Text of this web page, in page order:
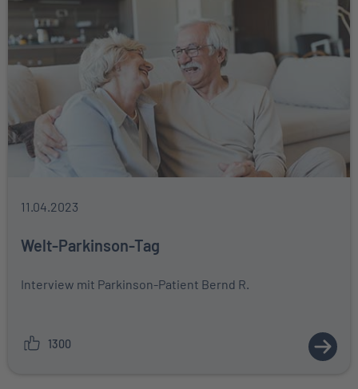
11.04.2023
Welt-Parkinson-Tag
Interview mit Parkinson-Patient Bernd R.
1300
ZUM